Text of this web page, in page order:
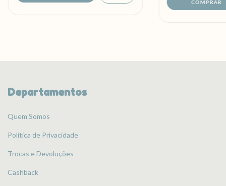
Departamentos
Quem Somos
Política de Privacidade
Trocas e Devoluções
Cashback